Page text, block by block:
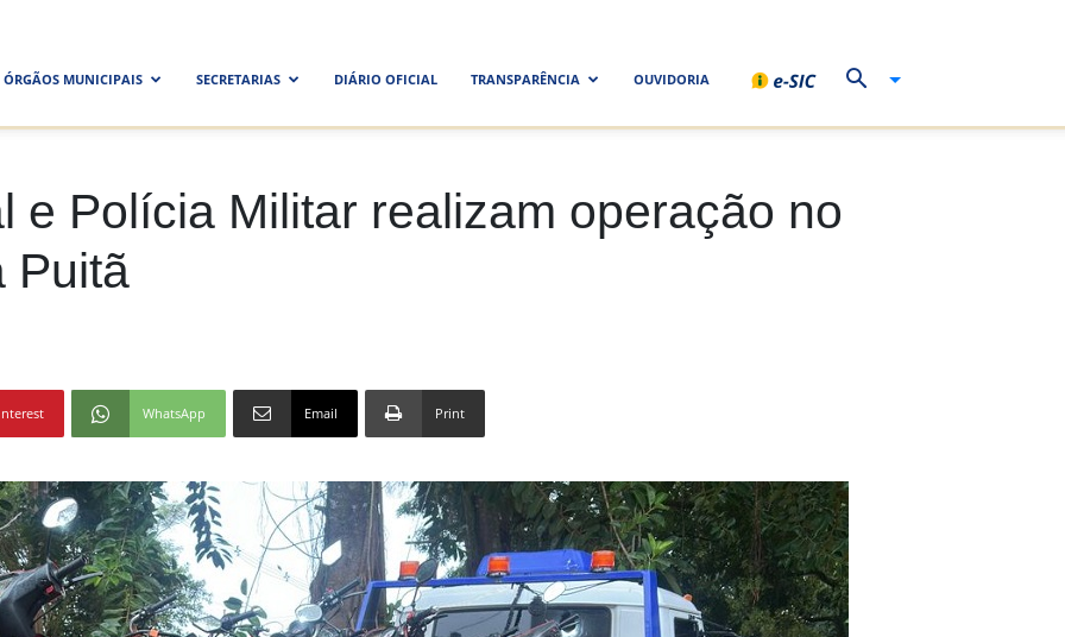
ÓRGÃOS MUNICIPAIS SECRETARIAS DIÁRIO OFICIAL TRANSPARÊNCIA OUVIDORIA
e Polícia Militar realizam operação no
Puitã
WhatsApp Email Print